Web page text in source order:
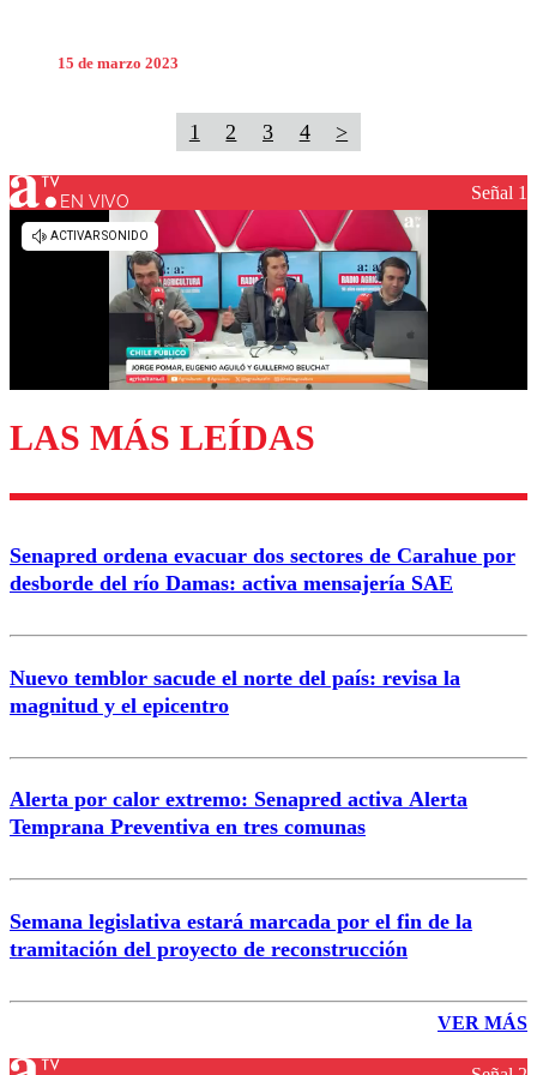
15 de marzo 2023
1 2 3 4 >
EN VIVO Señal 1
LAS MÁS LEÍDAS
Senapred ordena evacuar dos sectores de Carahue por
desborde del río Damas: activa mensajería SAE
Nuevo temblor sacude el norte del país: revisa la
magnitud y el epicentro
Alerta por calor extremo: Senapred activa Alerta
Temprana Preventiva en tres comunas
Semana legislativa estará marcada por el fin de la
tramitación del proyecto de reconstrucción
VER MÁS